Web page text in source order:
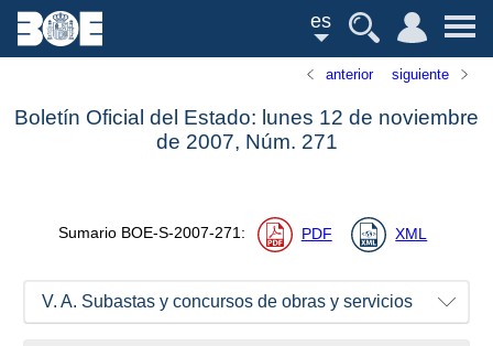
es
anterior siguiente
Boletín Oficial del Estado: lunes 12 de noviembre
de 2007, Núm. 271
Sumario BOE-S-2007-271: PDF XML
V. A. Subastas y concursos de obras y servicios